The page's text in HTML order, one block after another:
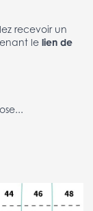
recevoir un
le lien de